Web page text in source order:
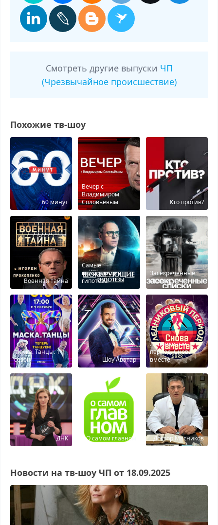
Смотреть другие выпуски ЧП
(Чрезвычайное происшествие)
Похожие тв-шоу
60 минут
Вечер с
Владимиром
Соловьевым
Кτо против?
Военная тайна
Самые
шокирующие
гипотезы
Засекреченные
списки
Маска. Танцы. 1
сезон
Шоу Аватар
Ледниковый
период. Снова
вместе
ДНК О самом главном Доктор Мясников
Новости на тв-шоу ЧП от 18.09.2025